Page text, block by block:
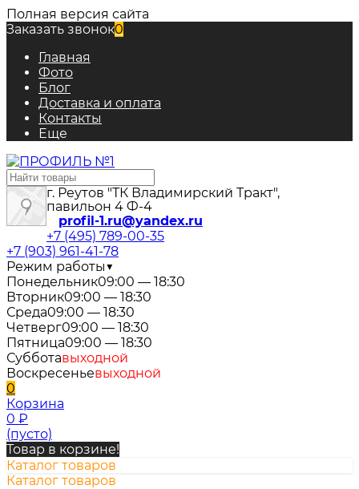
Полная версия сайта
Заказать звонок0
Главная
Фото
Блог
Доставка и оплата
Контакты
Еще
г. Реутов "ТК Владимирский Тракт",
павильон 4 Ф-4
profil-1.ru@yandex.ru
+7 (495) 789-00-35
+7 (903) 961-41-78
Режим работы▼
Понедельник09:00 — 18:30
Вторник09:00 — 18:30
Среда09:00 — 18:30
Четверг09:00 — 18:30
Пятница09:00 — 18:30
Субботавыходной
Воскресеньевыходной
0
Корзина
0 ₽
(пусто)
Товар в корзине!
Каталог товаров
Каталог товаров